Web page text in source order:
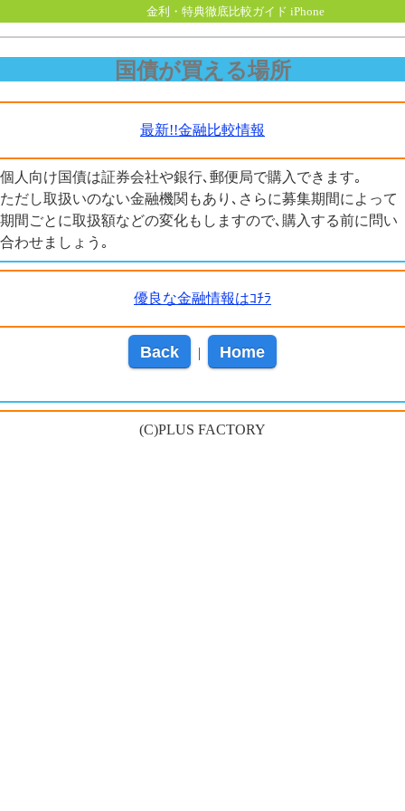
金利・特典徹底比較ガイド iPhone
国債が買える場所
最新!!金融比較情報
個人向け国債は証券会社や銀行､郵便局で購入できます｡
ただし取扱いのない金融機関もあり､さらに募集期間によって
期間ごとに取扱額などの変化もしますので､購入する前に問い
合わせましょう｡
優良な金融情報はｺﾁﾗ
Back | Home
(C)PLUS FACTORY